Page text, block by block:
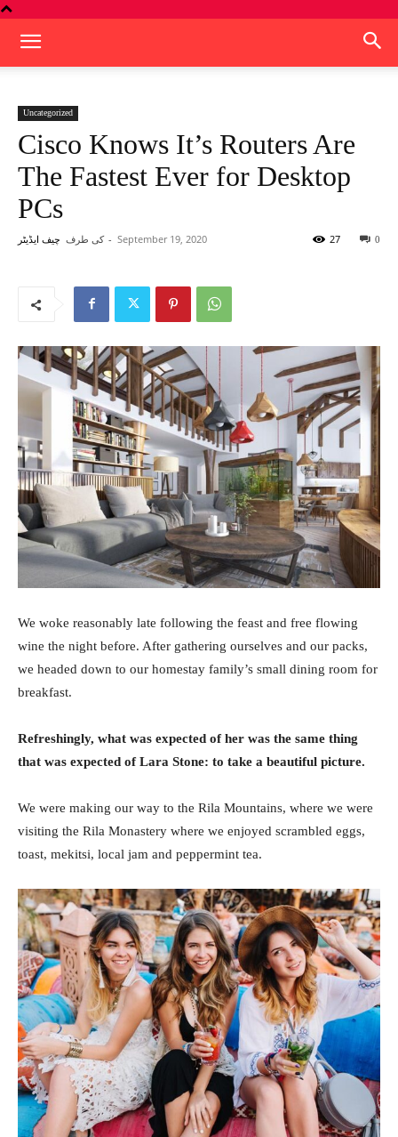
Uncategorized
Cisco Knows It’s Routers Are
The Fastest Ever for Desktop
PCs
کی طرف چیف ایڈیٹر - September 19, 2020 0
27
We woke reasonably late following the feast and free flowing
wine the night before. After gathering ourselves and our packs,
we headed down to our homestay family’s small dining room for
breakfast.
Refreshingly, what was expected of her was the same thing
that was expected of Lara Stone: to take a beautiful picture.
We were making our way to the Rila Mountains, where we were
visiting the Rila Monastery where we enjoyed scrambled eggs,
toast, mekitsi, local jam and peppermint tea.